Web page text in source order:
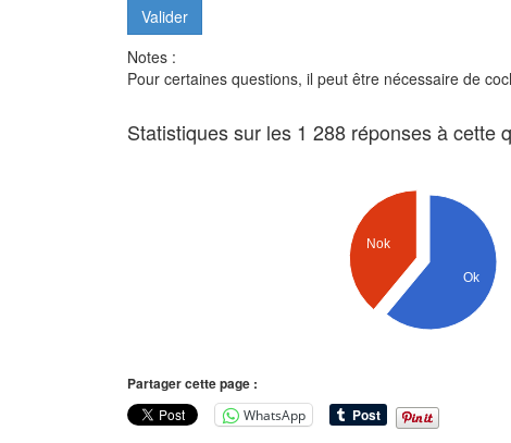
Notes :
Pour certaines questions, il peut être nécessaire de
Statistiques sur les 1 288 réponses à cette
Nok
Ok
Partager cette page :
WhatsApp